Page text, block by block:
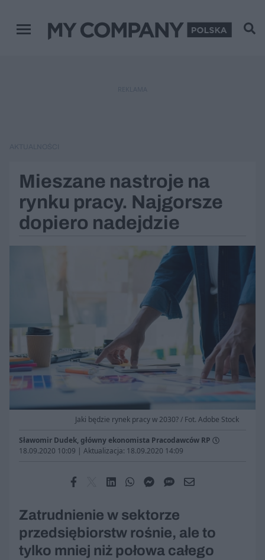
Menu główne
Mieszane nastroje na
rynku pracy. Najgorsze
dopiero nadejdzie
Jaki będzie rynek pracy w 2030? / Fot. Adobe Stock
Sławomir Dudek, główny ekonomista Pracodawców RP
18.09.2020 10:09 | Aktualizacja: 18.09.2020 14:09
Zatrudnienie w sektorze
przedsiębiorstw rośnie, ale to
tylko mniej niż połowa całego